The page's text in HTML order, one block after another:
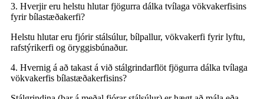
3. Hverjir eru helstu hlutar fjögurra dálka tvílaga vökvakerfisins
fyrir bílastæðakerfi?
Helstu hlutar eru fjórir stálsúlur, bílpallur, vökvakerfi fyrir lyftu,
rafstýrikerfi og öryggisbúnaður.
4. Hvernig á að takast á við stálgrindarflöt fjögurra dálka tvílaga
vökvakerfis bílastæðakerfisins?